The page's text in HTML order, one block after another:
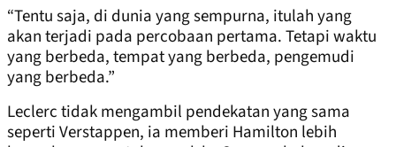
“Tentu saja, di dunia yang sempurna, itulah yang
akan terjadi pada percobaan pertama. Tetapi waktu
yang berbeda, tempat yang berbeda, pengemudi
yang berbeda.”
Leclerc tidak mengambil pendekatan yang sama
seperti Verstappen, ia memberi Hamilton lebih